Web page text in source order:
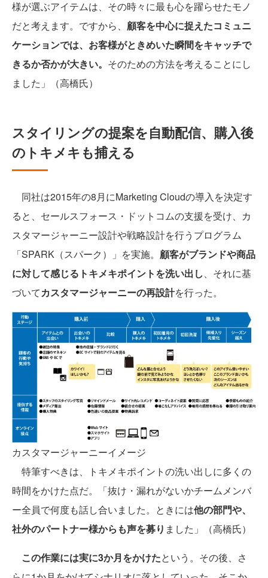
様が選ぶアイテムは、その時々に最も心を躍らせたモノ
だと考えます。ですから、 顧客を中心に捉えたコミュニ
ケーションでは、お客様がときめいた瞬間をキャッチで
きるか否かが大きい。 そのための方法を考えることにし
ました」（高橋氏）
スタイリングの提案を自動配信、購入後
のトキメキも捕える
同社は2015年の8月にMarketing Cloudの導入を決定す
ると、セールスフォース・ドットコムの支援を受け、カ
スタマージャーニー設計や戦略設計を行うプログラム
「SPARK（スパーク）」を実施。 顧客がブランドや商品
に対して感じるトキメキポイントを洗い出し、それに基
づいてカスタマージャーニーの再設計を行った。
カスタマージャーニーイメージ
特筆すべきは、トキメキポイントの洗い出しに多くの
時間をかけた点だ。「抜け・漏れがないかチームメンバ
ー全員で何度も話し合いました。ときには他の部門や、
社外のパートナー様からも声を募り ました」（高橋氏）
この作業には実に3か月をかけたという。その後、さ